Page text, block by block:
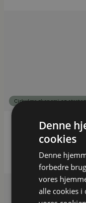
Cirkulær økonomi og
Partnerskab for
og Sustainable
Denne
cookies
Denne
forbedre
vores
alle cookies i